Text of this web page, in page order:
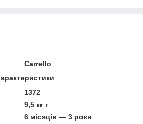
Carrello
1372
9,5 кг г
6 місяців — 3 роки